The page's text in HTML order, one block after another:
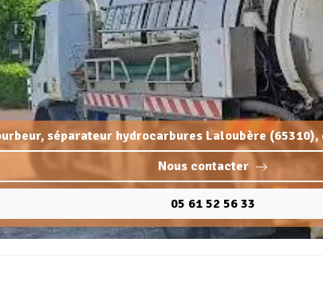
séparateur hydrocarbures Laloubère (65310),
Nous contacter
05 61 52 56 33